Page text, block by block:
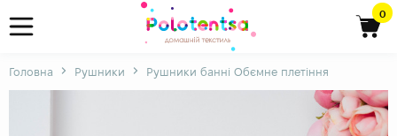
0
Головна Рушники Рушники банні Обємне плетіння